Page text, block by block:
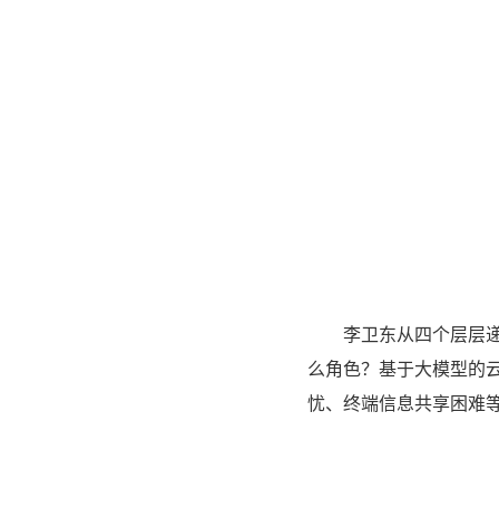
李卫东从四个层层
么角色？基于大模型的
忧、终端信息共享困难